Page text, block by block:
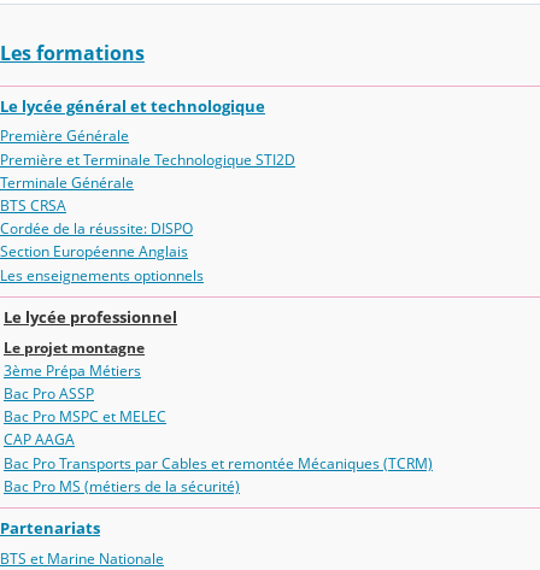
Les formations
Le lycée général et technologique
Première Générale
Première et Terminale Technologique STI2D
Terminale Générale
BTS CRSA
Cordée de la réussite: DISPO
Section Européenne Anglais
Les enseignements optionnels
Le lycée professionnel
Le projet montagne
3ème Prépa Métiers
Bac Pro ASSP
Bac Pro MSPC et MELEC
CAP AAGA
Bac Pro Transports par Cables et remontée Mécaniques (TCRM)
Bac Pro MS (métiers de la sécurité)
Partenariats
BTS et Marine Nationale